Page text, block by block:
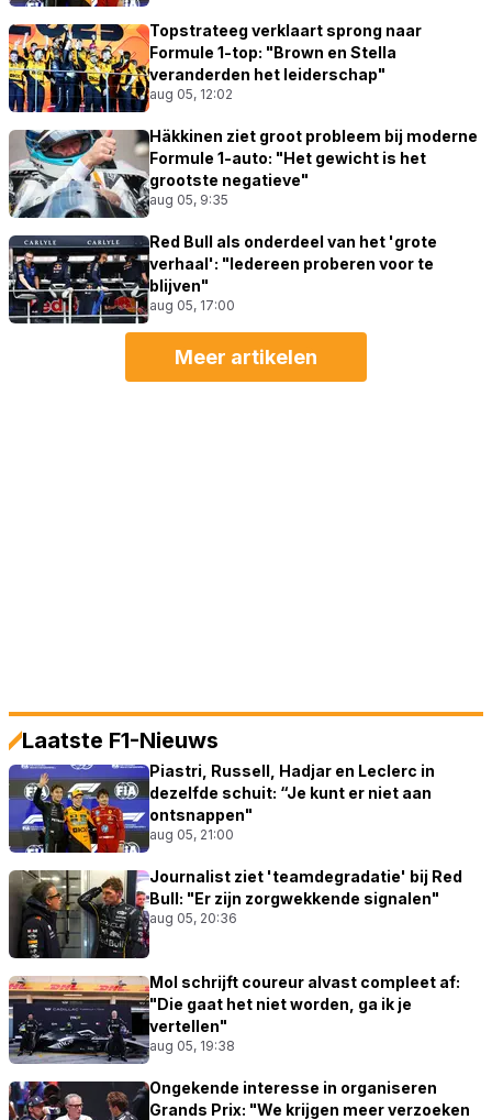
Topstrateeg verklaart sprong naar
Formule 1-top: "Brown en Stella
veranderden het leiderschap"
aug 05, 12:02
Häkkinen ziet groot probleem bij moderne
Formule 1-auto: "Het gewicht is het
grootste negatieve"
aug 05, 9:35
Red Bull als onderdeel van het 'grote
verhaal': "Iedereen proberen voor te
blijven"
aug 05, 17:00
Meer artikelen
Laatste F1-Nieuws
Piastri, Russell, Hadjar en Leclerc in
dezelfde schuit: “Je kunt er niet aan
ontsnappen"
aug 05, 21:00
Journalist ziet 'teamdegradatie' bij Red
Bull: "Er zijn zorgwekkende signalen"
aug 05, 20:36
Mol schrijft coureur alvast compleet af:
"Die gaat het niet worden, ga ik je
vertellen"
aug 05, 19:38
Ongekende interesse in organiseren
Grands Prix: "We krijgen meer verzoeken